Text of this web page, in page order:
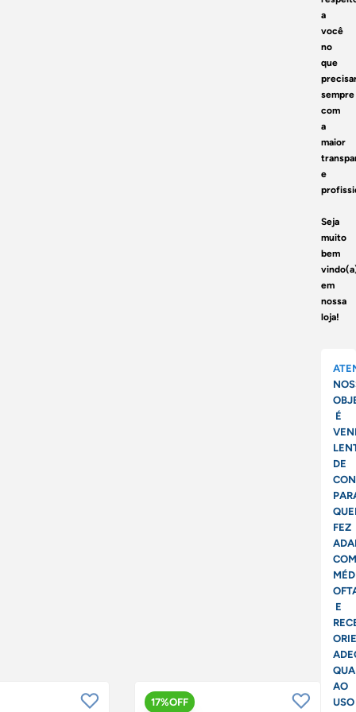
17%OFF
a
você
no
que
sempre
com
a
maior
e
Seja
muito
bem
em
nossa
loja!
É
DE
FEZ
COM
E
AO
USO